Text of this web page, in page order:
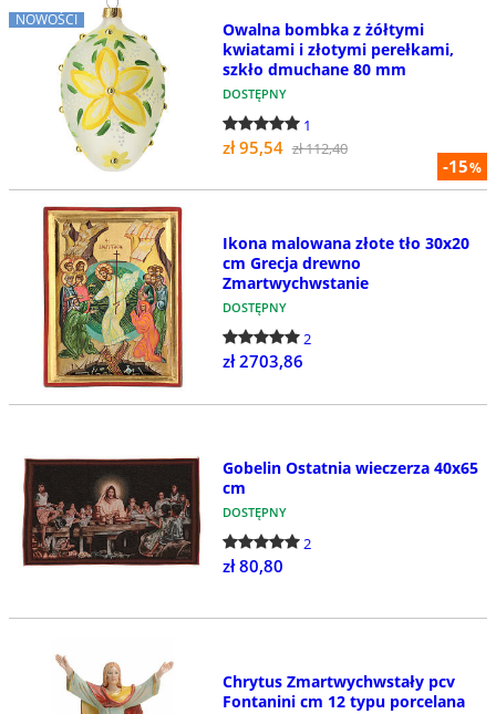
NOWOŚCI
-15%
Owalna bombka z żółtymi
kwiatami i złotymi perełkami,
szkło dmuchane 80 mm
DOSTĘPNY
1
zł 95,54 zł 112,40
Ikona malowana złote tło 30x20
cm Grecja drewno
Zmartwychwstanie
DOSTĘPNY
2
zł 2703,86
Gobelin Ostatnia wieczerza 40x65
cm
DOSTĘPNY
2
zł 80,80
Chrytus Zmartwychwstały pcv
Fontanini cm 12 typu porcelana